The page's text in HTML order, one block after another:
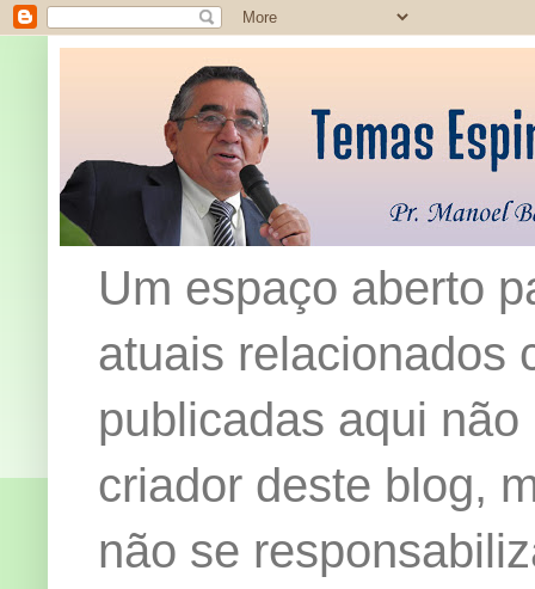
Um espaço aberto
atuais relacionados
publicadas aqui
criador deste blog,
não se